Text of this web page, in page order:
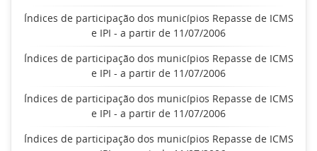
Índices de participação dos municípios Repasse de ICMS
e IPI - a partir de 11/07/2006
Índices de participação dos municípios Repasse de ICMS
e IPI - a partir de 11/07/2006
Índices de participação dos municípios Repasse de ICMS
e IPI - a partir de 11/07/2006
Índices de participação dos municípios Repasse de ICMS